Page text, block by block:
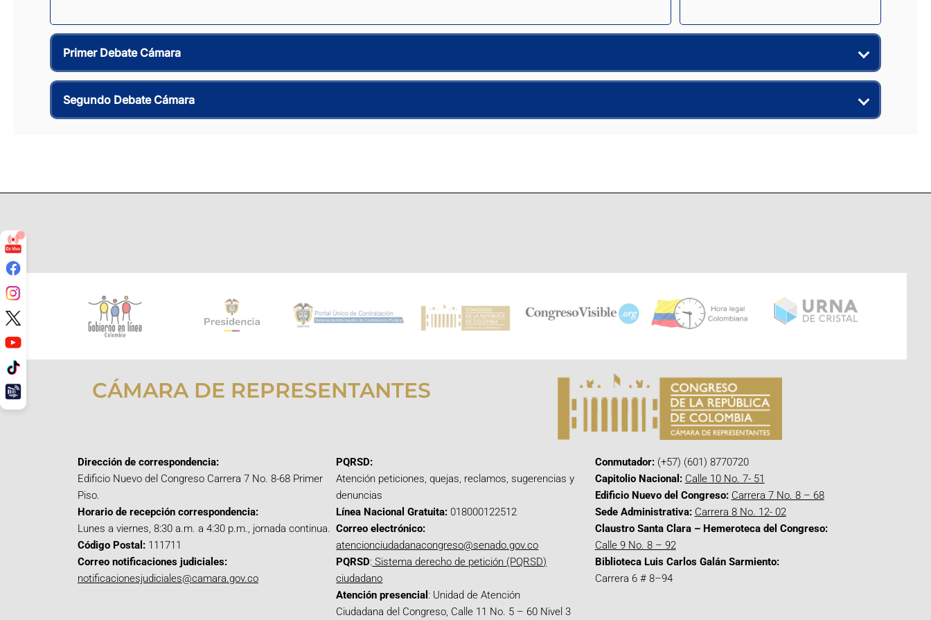
Primer Debate Cámara
Segundo Debate Cámara
CÁMARA DE REPRESENTANTES
Dirección de correspondencia:
Edificio Nuevo del Congreso Carrera 7 No. 8-68 Primer
Piso.
Horario de recepción correspondencia:
Lunes a viernes, 8:30 a.m. a 4:30 p.m., jornada continua.
Código Postal: 111711
Correo notificaciones judiciales:
notificacionesjudiciales@camara.gov.co
PQRSD:
Atención peticiones, quejas, reclamos, sugerencias y
denuncias
Línea Nacional Gratuita: 018000122512
Correo electrónico:
atencionciudadanacongreso@senado.gov.co
PQRSD: Sistema derecho de petición (PQRSD)
ciudadano
Atención presencial : Unidad de Atención
Ciudadana del Congreso, Calle 11 No. 5 – 60 Nivel 3
Conmutador:(+57) (601) 8770720
Capitolio Nacional: Calle 10 No. 7- 51
Edificio Nuevo del Congreso: Carrera 7 No. 8 – 68
Sede Administrativa: Carrera 8 No. 12- 02
Claustro Santa Clara – Hemeroteca del Congreso:
Calle 9 No. 8 – 92
Biblioteca Luis Carlos Galán Sarmiento:
Carrera 6 # 8–94